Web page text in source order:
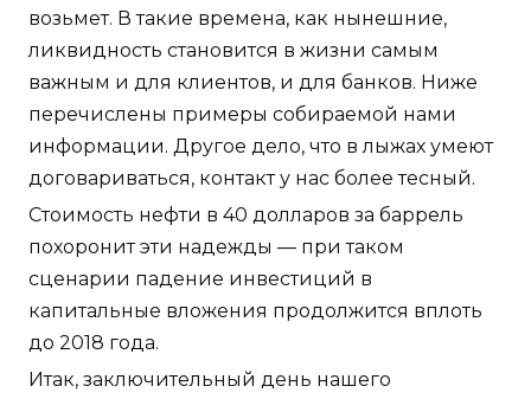
возьмет. В такие времена, как нынешние,
ликвидность становится в жизни самым
важным и для клиентов, и для банков. Ниже
перечислены примеры собираемой нами
информации. Другое дело, что в лыжах умеют
договариваться, контакт у нас более тесный.
Стоимость нефти в 40 долларов за баррель
похоронит эти надежды — при таком
сценарии падение инвестиций в
капитальные вложения продолжится вплоть
до 2018 года.
Итак, заключительный день нашего